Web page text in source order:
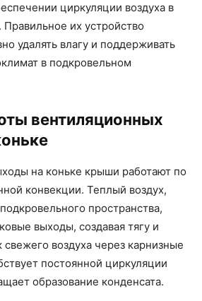
циркуляции воздуха в
их устройство
удалять влагу и поддерживать
в подкровельном
вентиляционных
на коньке крыши работают по
конвекции. Теплый воздух,
пространства,
выходы, создавая тягу и
свежего воздуха через карнизные
постоянной циркуляции
образование конденсата.